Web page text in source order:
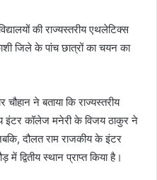
की राज्यस्तरीय एथलेटिक्स
जिले के पांच छात्रों का चयन का
ने बताया कि राज्यस्तरीय
इंटर कॉलेज मनेरी के विजय ठाकुर ने
दौलत राम राजकीय के इंटर
स्थान प्राप्त किया है।